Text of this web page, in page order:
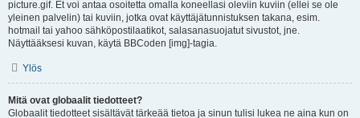
picture.gif. Et voi antaa osoitetta omalla koneellasi oleviin kuviin (ellei se ole
yleinen palvelin) tai kuviin, jotka ovat käyttäjätunnistuksen takana, esim.
hotmail tai yahoo sähköpostilaatikot, salasanasuojatut sivustot, jne.
Näyttääksesi kuvan, käytä BBCoden [img]-tagia.
Ylös
Mitä ovat globaalit tiedotteet?
Globaalit tiedotteet sisältävät tärkeää tietoa ja sinun tulisi lukea ne aina kun on